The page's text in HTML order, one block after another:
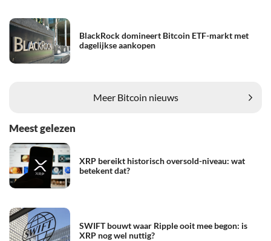
BlackRock domineert Bitcoin ETF-markt met
dagelijkse aankopen
Meer Bitcoin nieuws
Meest gelezen
XRP bereikt historisch oversold-niveau: wat
betekent dat?
SWIFT bouwt waar Ripple ooit mee begon: is
XRP nog wel nuttig?